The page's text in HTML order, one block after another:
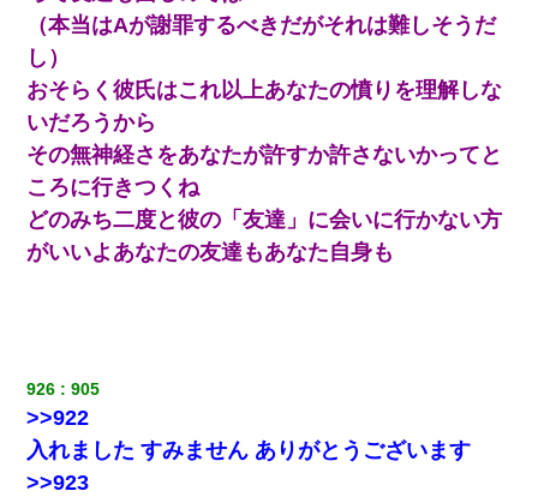
（本当はAが謝罪するべきだがそれは難しそうだ
し）
おそらく彼氏はこれ以上あなたの憤りを理解しな
いだろうから
その無神経さをあなたが許すか許さないかってと
ころに行きつくね
どのみち二度と彼の「友達」に会いに行かない方
がいいよあなたの友達もあなた自身も
926 905
>>922
入れました すみません ありがとうございます
>>923